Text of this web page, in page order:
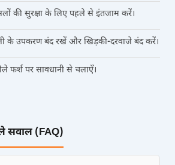
की सुरक्षा के लिए पहले से इंतजाम करें।
के उपकरण बंद रखें और खिड़की-दरवाजे बंद करें।
फर्श पर सावधानी से चलाएँ।
सवाल (FAQ)